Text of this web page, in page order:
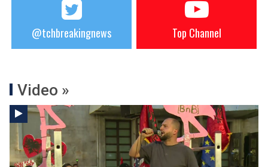
@tchbreakingnews Top Channel
Video »